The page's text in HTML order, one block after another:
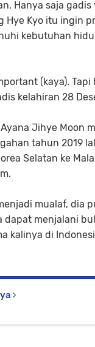
Hanya saja
Hye Kyo itu ingin
kebutuhan
(kaya).
kelahiran 28
Jihye Moon
tahun 2019
Selatan ke
mualaf, dia
dapat menjalani
kalinya di